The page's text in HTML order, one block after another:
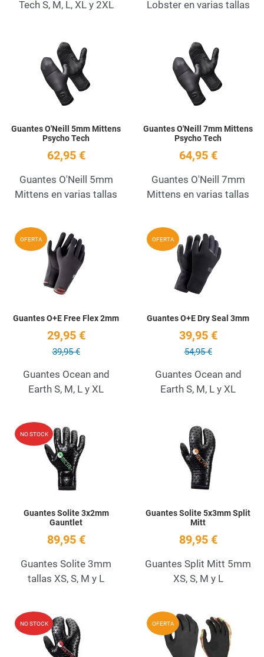
Tech S, M, L, XL y 2XL Lobster en varias tallas
Add to Wishlist
Quick View
Guantes O'Neill 5mm Mittens
Psycho Tech
62,95 €
Guantes O'Neill 5mm
Mittens en varias tallas
Guantes O'Neill 7mm Mittens
Psycho Tech
64,95 €
Guantes O'Neill 7mm
Mittens en varias tallas
OFERTA Add to Wishlist
Guantes O+E Free Flex 2mm
29,95 €
39,95 €
Guantes Ocean and
Earth S, M, L y XL
OFERTA
Guantes O+E Dry Seal 3mm
39,95 €
54,95 €
Guantes Ocean and
Earth S, M, L y XL
NO STOCK Add to Wishlist
Guantes Solite 3x2mm
Gauntlet
89,95 €
Guantes Solite 3mm
tallas XS, S, M y L
Guantes Solite 5x3mm Split
Mitt
89,95 €
Guantes Split Mitt 5mm
XS, S, M y L
NO STOCK Add to Wishlist
Quick View
OFERTA